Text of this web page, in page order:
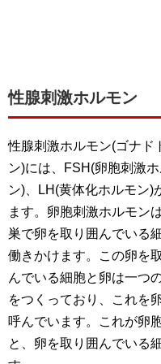
性腺刺激ホルモン
性腺刺激ホルモン(ゴナド
ン)には、FSH(卵胞刺激
ン)、LH(黄体化ホルモン)
ます。卵胞刺激ホルモン
巣で卵を取り囲んでいる
働きかけます。この卵を
んでいる細胞と卵は一つ
をつくっており、これを
呼んでいます。これが卵
と、卵を取り囲んでいる